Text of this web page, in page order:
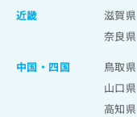
近畿
滋賀県
奈良県
中国・四国
鳥取県
山口県
高知県